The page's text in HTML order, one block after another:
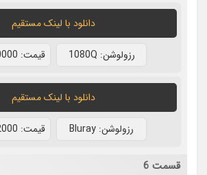
دانلود با لينک مستقيم
رزولوشن: 1080Q قيمت: 10000 تومان
دانلود با لينک مستقيم
رزولوشن: Bluray قيمت: 12000 تومان
قسمت 6